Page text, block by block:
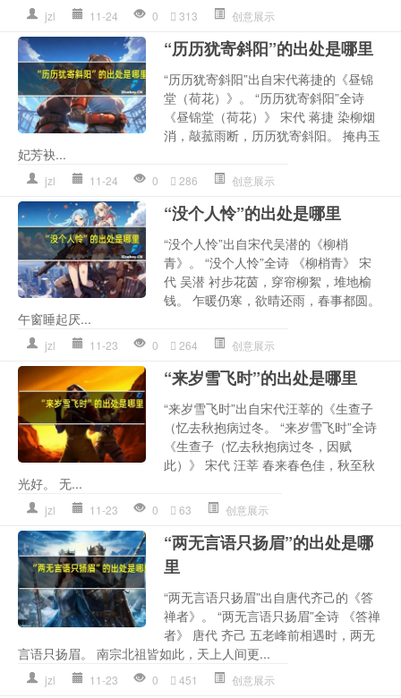
jzl 11-24 0 313 创意展示
“历历犹寄斜阳”的出处是哪里
“历历犹寄斜阳”出自宋代蒋捷的《昼锦
堂（荷花）》。 “历历犹寄斜阳”全诗
《昼锦堂（荷花）》 宋代 蒋捷 染柳烟
消，敲菰雨断，历历犹寄斜阳。 掩冉玉
妃芳袂...
jzl 11-24 0 286 创意展示
“没个人怜”的出处是哪里
“没个人怜”出自宋代吴潜的《柳梢
青》。 “没个人怜”全诗 《柳梢青》 宋
代 吴潜 衬步花茵，穿帘柳絮，堆地榆
钱。 乍暖仍寒，欲晴还雨，春事都圆。
午窗睡起厌...
jzl 11-23 0 264 创意展示
“来岁雪飞时”的出处是哪里
“来岁雪飞时”出自宋代汪莘的《生查子
（忆去秋抱病过冬。 “来岁雪飞时”全诗
《生查子（忆去秋抱病过冬，因赋
此）》 宋代 汪莘 春来春色佳，秋至秋
光好。 无...
jzl 11-23 0 63 创意展示
“两无言语只扬眉”的出处是哪
里
“两无言语只扬眉”出自唐代齐己的《答
禅者》。 “两无言语只扬眉”全诗 《答禅
者》 唐代 齐己 五老峰前相遇时，两无
言语只扬眉。 南宗北祖皆如此，天上人间更...
jzl 11-23 0 451 创意展示